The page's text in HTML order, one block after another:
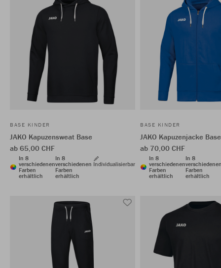
BASE KINDER
JAKO Kapuzensweat Base
ab 65,00 CHF
In 8
verschiedenen
Farben
erhältlich
In 8
verschiedenen
Farben
erhältlich
Individualisierbar
BASE KINDER
JAKO Kapuzenjacke Base
ab 70,00 CHF
In 8
verschiedenen
Farben
erhältlich
In 8
Farben
erhältlich